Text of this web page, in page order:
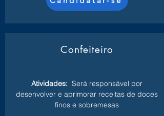
Confeiteiro
Atividades: Será responsável por
desenvolver e aprimorar receitas de doces
finos e sobremesas